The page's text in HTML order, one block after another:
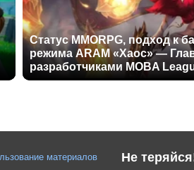
Статус MMORPG, подход к
режима ARAM «Хаос» —
разработчиками MOBA
Не
материалов